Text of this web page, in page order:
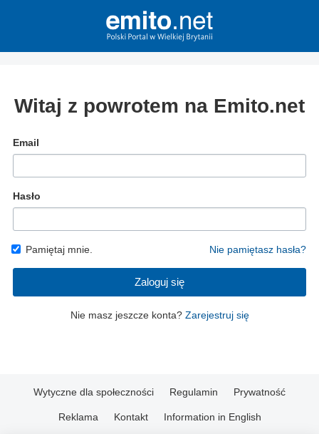
Witaj z powrotem na Emito.net
Email
Hasło
Pamiętaj mnie. Nie pamiętasz hasła?
Zaloguj się
Nie masz jeszcze konta? Zarejestruj się
Wytyczne dla społeczności Regulamin Prywatność
Reklama Kontakt Information in English